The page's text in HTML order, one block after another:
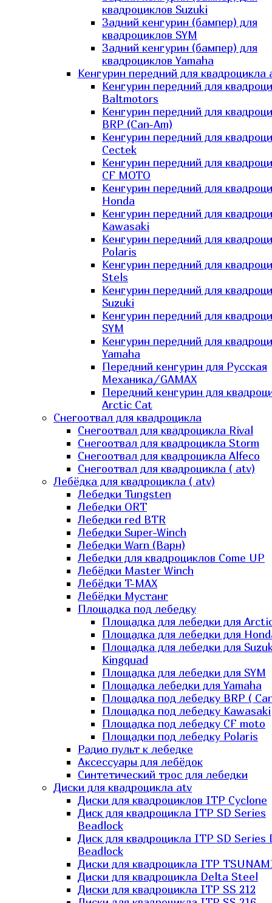
квадроциклов Suzuki
Задний кенгурин (бампер) для
квадроциклов SYM
Задний кенгурин (бампер) для
квадроциклов Yamaha
Кенгурин передний для квадроцикла
Кенгурин передний для
Baltmotors
Кенгурин передний для
BRP (Can-Am)
Кенгурин передний для
Cectek
Кенгурин передний для
CF MOTO
Кенгурин передний для
Honda
Кенгурин передний для
Kawasaki
Кенгурин передний для
Polaris
Кенгурин передний для
Stels
Кенгурин передний для
Suzuki
Кенгурин передний для
SYM
Кенгурин передний для
Yamaha
Передний кенгурин для Русская
Механика/GAMAX
Передний кенгурин для
Arctic Cat
Снегоотвал для квадроцикла
Снегоотвал для квадроцикла Rival
Снегоотвал для квадроцикла Storm
Снегоотвал для квадроцикла Alfeco
Снегоотвал для квадроцикла ( atv)
Лебёдка для квадроцикла ( atv)
Лебедки Tungsten
Лебедки ORT
Лебедки red BTR
Лебедки Super-Winch
Лебедки Warn (Варн)
Лебедки для квадроциклов Come UP
Лебёдки Master Winch
Лебёдки T-MAX
Лебёдки Мустанг
Площадка под лебедку
Площадка для лебедки для
Площадка для лебедки для
Площадка для лебедки для
Kingquad
Площадка для лебедки для SYM
Площадка лебедки для Yamaha
Площадка под лебедку BRP (
Площадка под лебедку Kawasaki
Площадка под лебедку СF moto
Площадки под лебедку Polaris
Радио пульт к лебедке
Аксессуары для лебёдок
Синтетический трос для лебедки
Диски для квадроцикла atv
Диски для квадроциклов ITP Cyclone
Диск для квадроцикла ITP SD Series
Beadlock
Диск для квадроцикла ITP SD Series
Beadlock
Диски для квадроцикла ITP
Диски для квадроцикла Delta Steel
Диски для квадроцикла ITP SS 212